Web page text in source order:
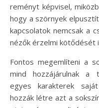
reményt képvisel,
hogy a szörnyek
kapcsolatok nemcsak a
nézők érzelmi kötődését
Fontos megemlíteni a
mind hozzájárulnak a
egyes karakterek
hozzák létre azt a